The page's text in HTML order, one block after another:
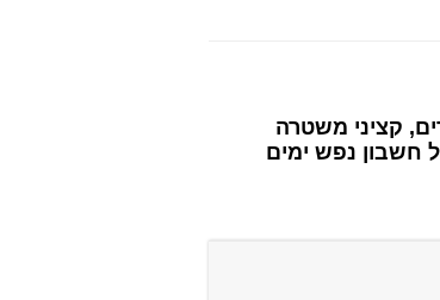
קציני משטרה
חשבון נפש ימים